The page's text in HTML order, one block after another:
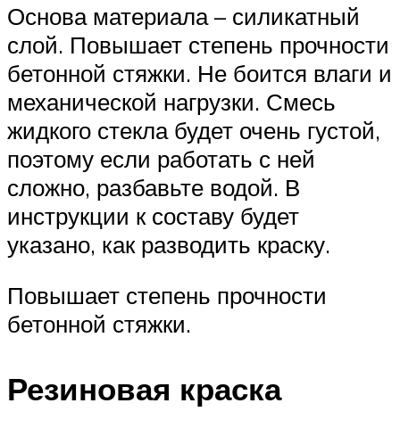
Основа материала – силикатный
слой. Повышает степень прочности
бетонной стяжки. Не боится влаги и
механической нагрузки. Смесь
жидкого стекла будет очень густой,
поэтому если работать с ней
сложно, разбавьте водой. В
инструкции к составу будет
указано, как разводить краску.
Повышает степень прочности
бетонной стяжки.
Резиновая краска